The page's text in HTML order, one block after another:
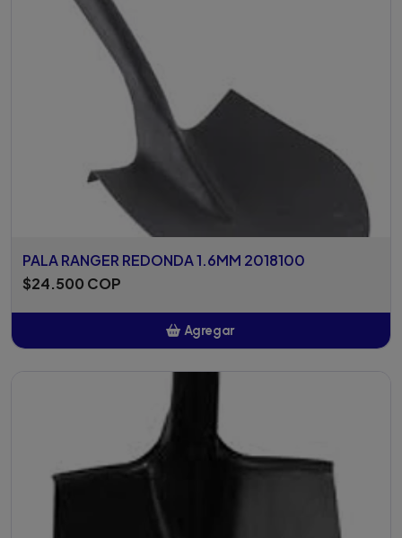
PALA RANGER REDONDA 1.6MM 2018100
$24.500 COP
Agregar